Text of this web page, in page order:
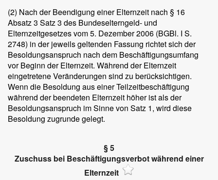
(2) Nach der Beendigung einer Elternzeit nach § 16
Absatz 3 Satz 3 des Bundeselterngeld- und
Elternzeitgesetzes vom 5. Dezember 2006 (BGBl. I S.
2748) in der jeweils geltenden Fassung richtet sich der
Besoldungsanspruch nach dem Beschäftigungsumfang
vor Beginn der Elternzeit. Während der Elternzeit
eingetretene Veränderungen sind zu berücksichtigen.
Wenn die Besoldung aus einer Teilzeitbeschäftigung
während der beendeten Elternzeit höher ist als der
Besoldungsanspruch im Sinne von Satz 1, wird diese
Besoldung zugrunde gelegt.
§ 5
Zuschuss bei Beschäftigungsverbot während einer
Elternzeit